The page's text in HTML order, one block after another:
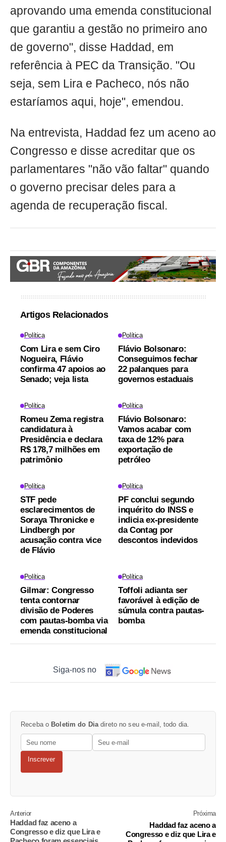
aprovando uma emenda constitucional
que garantiu a gestão no primeiro ano
de governo", disse Haddad, em
referência à PEC da Transição. "Ou
seja, sem Lira e Pacheco, nós não
estaríamos aqui, hoje", emendou.
Na entrevista, Haddad fez um aceno ao
Congresso e disse acreditar que os
parlamentares "não vão faltar" quando
o governo precisar deles para a
agenda de recuperação fiscal.
Artigos Relacionados
Política
Com Lira e sem Ciro
Nogueira, Flávio
confirma 47 apoios ao
Senado; veja lista
Política
Flávio Bolsonaro:
Conseguimos fechar
22 palanques para
governos estaduais
Política
Romeu Zema registra
candidatura à
Presidência e declara
R$ 178,7 milhões em
patrimônio
Política
Flávio Bolsonaro:
Vamos acabar com
taxa de 12% para
exportação de
petróleo
Política
STF pede
esclarecimentos de
Soraya Thronicke e
Lindbergh por
acusação contra vice
de Flávio
Política
PF conclui segundo
inquérito do INSS e
indicia ex-presidente
da Contag por
descontos indevidos
Política
Gilmar: Congresso
tenta contornar
divisão de Poderes
com pautas-bomba via
emenda constitucional
Política
Toffoli adianta ser
favorável à edição de
súmula contra pautas-
bomba
Siga-nos no
Receba o Boletim do Dia direto no seu e-mail, todo dia.
Inscrever
Anterior
Haddad faz aceno a
Congresso e diz que Lira e
Próxima
Haddad faz aceno a
Congresso e diz que Lira e